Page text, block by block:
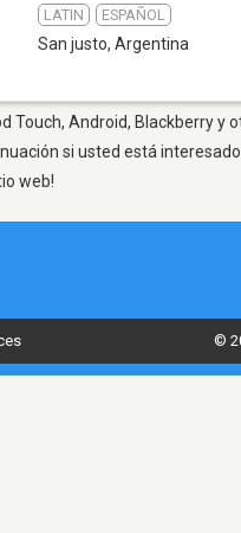
LATIN ESPAÑOL
San justo, Argentina
Touch, Android, Blackberry
si usted está
web!
©